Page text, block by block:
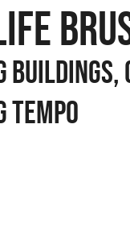
tempo